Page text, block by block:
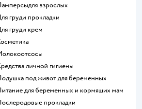
памперсыдля взрослых
для груди прокладки
для груди крем
косметика
Молокоотсосы
средства личной гигиены
подушка под живот для беременных
питание для беременных и кормящих мам
послеродовые прокладки